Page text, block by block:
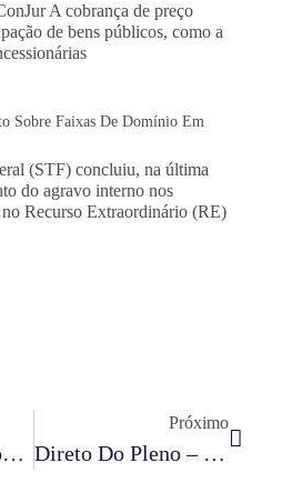
A cobrança de preço
de bens públicos, como a
Sobre Faixas De Domínio Em
(STF) concluiu, na última
do agravo interno nos
Recurso Extraordinário (RE)
STF – Julgamentos Virtuais De 24/09 A 01/10/2021
Próximo
Direto Do Pleno – STF: Julgamento De Ações Penais Contra O Ex-Deputado André Moura Se Dará Quarta-Feira (29)